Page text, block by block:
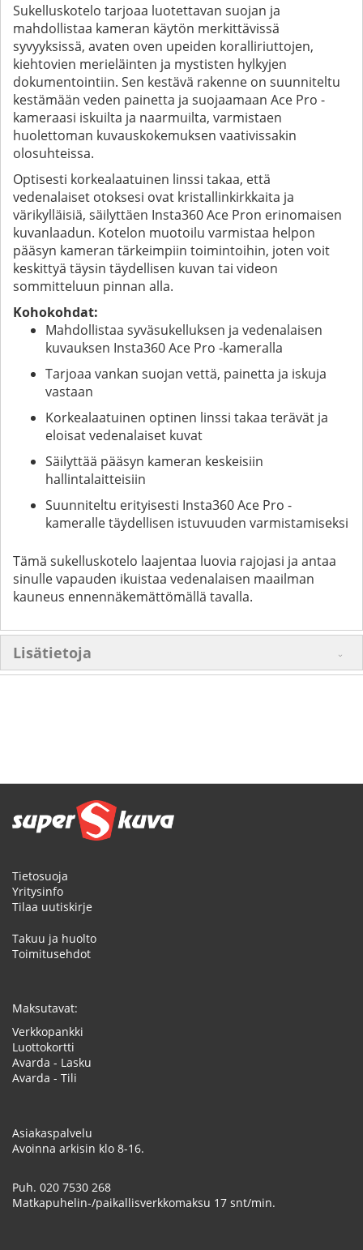
Sukelluskotelo tarjoaa luotettavan suojan ja
mahdollistaa kameran käytön merkittävissä
syvyyksissä, avaten oven upeiden koralliriuttojen,
kiehtovien merieläinten ja mystisten hylkyjen
dokumentointiin. Sen kestävä rakenne on suunniteltu
kestämään veden painetta ja suojaamaan Ace Pro -
kameraasi iskuilta ja naarmuilta, varmistaen
huolettoman kuvauskokemuksen vaativissakin
olosuhteissa.
Optisesti korkealaatuinen linssi takaa, että
vedenalaiset otoksesi ovat kristallinkirkkaita ja
värikylläisiä, säilyttäen Insta360 Ace Pron erinomaisen
kuvanlaadun. Kotelon muotoilu varmistaa helpon
pääsyn kameran tärkeimpiin toimintoihin, joten voit
keskittyä täysin täydellisen kuvan tai videon
sommitteluun pinnan alla.
Kohokohdat:
Mahdollistaa syväsukelluksen ja vedenalaisen
kuvauksen Insta360 Ace Pro -kameralla
Tarjoaa vankan suojan vettä, painetta ja iskuja
vastaan
Korkealaatuinen optinen linssi takaa terävät ja
eloisat vedenalaiset kuvat
Säilyttää pääsyn kameran keskeisiin
hallintalaitteisiin
Suunniteltu erityisesti Insta360 Ace Pro -
kameralle täydellisen istuvuuden varmistamiseksi
Tämä sukelluskotelo laajentaa luovia rajojasi ja antaa
sinulle vapauden ikuistaa vedenalaisen maailman
kauneus ennennäkemättömällä tavalla.
Lisätietoja
Tietosuoja
Yritysinfo
Tilaa uutiskirje
Takuu ja huolto
Toimitusehdot
Maksutavat:
Verkkopankki
Luottokortti
Avarda - Lasku
Avarda - Tili
Asiakaspalvelu
Avoinna arkisin klo 8-16.
Puh. 020 7530 268
Matkapuhelin-/paikallisverkkomaksu 17 snt/min.